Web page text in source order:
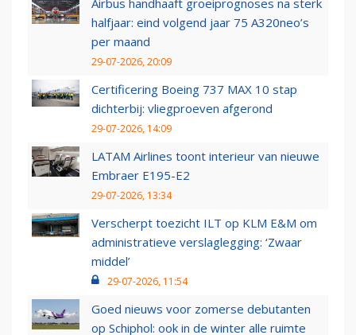
Airbus handhaaft groeiprognoses na sterk
halfjaar: eind volgend jaar 75 A320neo’s
per maand
29-07-2026, 20:09
Certificering Boeing 737 MAX 10 stap
dichterbij: vliegproeven afgerond
29-07-2026, 14:09
LATAM Airlines toont interieur van nieuwe
Embraer E195-E2
29-07-2026, 13:34
Verscherpt toezicht ILT op KLM E&M om
administratieve verslaglegging: ‘Zwaar
middel’
29-07-2026, 11:54
Goed nieuws voor zomerse debutanten
op Schiphol: ook in de winter alle ruimte